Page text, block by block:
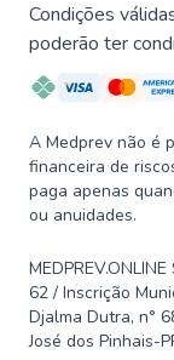
Condições
poderão ter
A Medprev não é
financeira de
paga apenas
ou anuidades.
62 / Inscrição
Djalma Dutra, n°
José dos Pinhais-